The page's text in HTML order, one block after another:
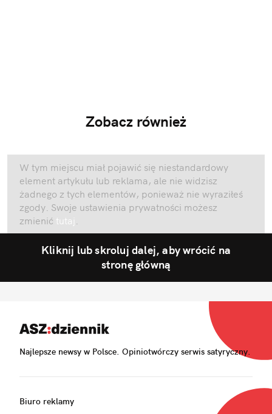
Zobacz również
W tym miejscu miał pojawić się niestandardowy
element artykułu lub reklama, ale nie widzisz
żadnego z tych elementów, ponieważ nie wyraziłeś
zgody. Swoje ustawienia prywatności możesz
zmienić tutaj
Kliknij lub skroluj dalej, aby wrócić na
stronę główną
Najlepsze newsy w Polsce. Opiniotwórczy serwis satyryczny.
Biuro reklamy